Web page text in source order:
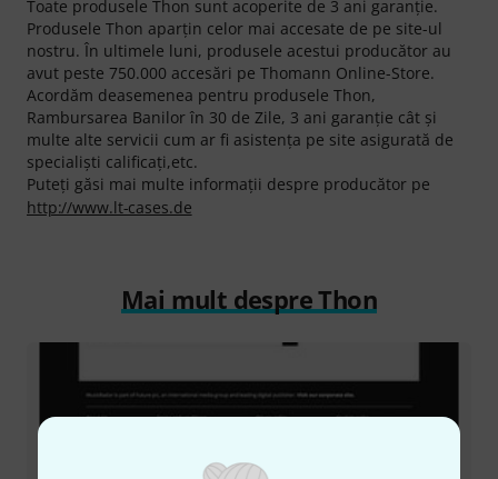
Toate produsele Thon sunt acoperite de 3 ani garanţie.
Produsele Thon aparţin celor mai accesate de pe site-ul
nostru. În ultimele luni, produsele acestui producător au
avut peste 750.000 accesări pe Thomann Online-Store.
Acordăm deasemenea pentru produsele Thon,
Rambursarea Banilor în 30 de Zile, 3 ani garanţie cât şi
multe alte servicii cum ar fi asistenţa pe site asigurată de
specialişti calificaţi,etc.
Puteți găsi mai multe informații despre producător pe
http://www.lt-cases.de
Mai mult despre Thon